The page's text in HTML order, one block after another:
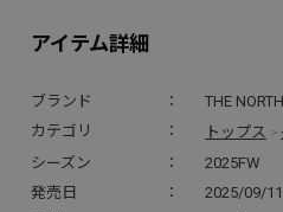
アイテム詳細
ブランド
THE
カテゴリ
トップス >
シーズン
2025FW
発売日
2025/09/